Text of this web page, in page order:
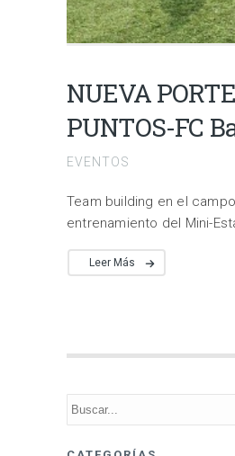
NUEVA
PUNTOS-FC
EVENTOS
Team building en el
entrenamiento del Mini-
Leer Más